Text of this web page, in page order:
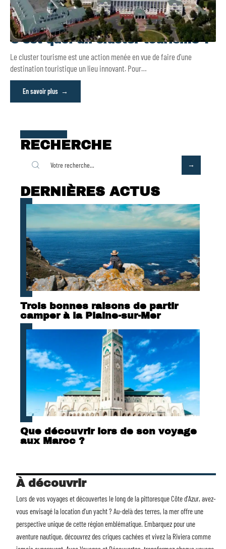
C’est quoi un cluster tourisme ?
Le cluster tourisme est une action menée en vue de faire d’une
destination touristique un lieu innovant. Pour…
En savoir plus
RECHERCHE
DERNIÈRES ACTUS
Trois bonnes raisons de partir
camper à la Plaine-sur-Mer
Que découvrir lors de son voyage
aux Maroc ?
À découvrir
Lors de vos voyages et découvertes le long de la pittoresque Côte d'Azur, avez-
vous envisagé lalocation d'un yacht? Au-delà des terres, la mer offre une
perspective unique de cette région emblématique. Embarquez pour une
aventure nautique, découvrez des criques cachées et vivez la Riviera comme